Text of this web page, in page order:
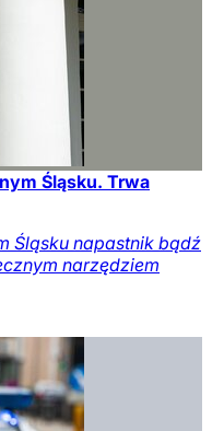
Śląsku. Trwa
Śląsku napastnik bądź
narzędziem